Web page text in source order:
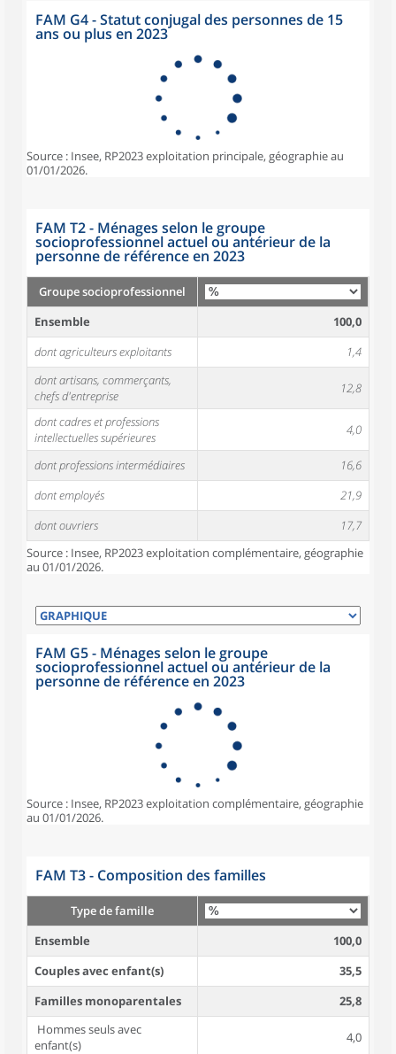
FAM G4 - Statut conjugal des personnes de 15
ans ou plus en 2023
Source : Insee, RP2023 exploitation principale, géographie au
01/01/2026.
FAM T2 - Ménages selon le groupe
socioprofessionnel actuel ou antérieur de la
personne de référence en 2023
Groupe socioprofessionnel
Ensemble
100,0
dont agriculteurs exploitants
1,4
dont artisans, commerçants,
chefs d'entreprise
12,8
dont cadres et professions
intellectuelles supérieures
4,0
dont professions intermédiaires
16,6
dont employés
21,9
dont ouvriers
17,7
Source : Insee, RP2023 exploitation complémentaire, géographie
au 01/01/2026.
FAM G5 - Ménages selon le groupe
socioprofessionnel actuel ou antérieur de la
personne de référence en 2023
Source : Insee, RP2023 exploitation complémentaire, géographie
au 01/01/2026.
FAM T3 - Composition des familles
Type de famille
Ensemble
100,0
Couples avec enfant(s)
35,5
Familles monoparentales
25,8
Hommes seuls avec
enfant(s)
4,0